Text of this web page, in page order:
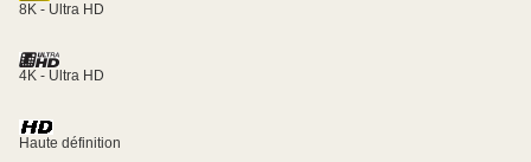
8K - Ultra HD
4K - Ultra HD
Haute définition